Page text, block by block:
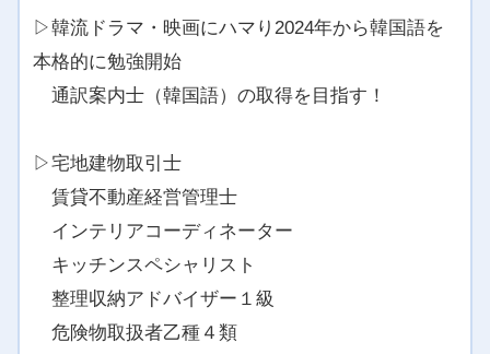
▷韓流ドラマ・映画にハマり2024年から韓国語を
本格的に勉強開始
通訳案内士（韓国語）の取得を目指す！
▷宅地建物取引士
賃貸不動産経営管理士
インテリアコーディネーター
キッチンスペシャリスト
整理収納アドバイザー１級
危険物取扱者乙種４類